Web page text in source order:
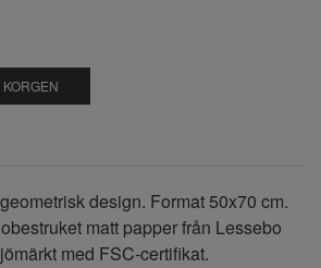
design. Format 50x70 cm.
matt papper från Lessebo
med FSC-certifikat.